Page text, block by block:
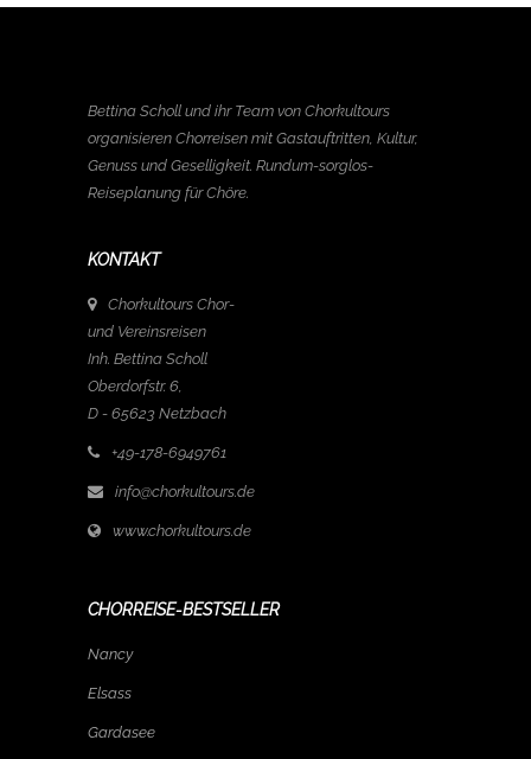
Bettina Scholl und ihr Team von Chorkultours
organisieren Chorreisen mit Gastauftritten, Kultur,
Genuss und Geselligkeit. Rundum-sorglos-
Reiseplanung für Chöre.
KONTAKT
Chorkultours Chor-
und Vereinsreisen
Inh. Bettina Scholl
Oberdorfstr. 6,
D - 65623 Netzbach
+49-178-6949761
info@chorkultours.de
www.chorkultours.de
CHORREISE-BESTSELLER
Nancy
Elsass
Gardasee